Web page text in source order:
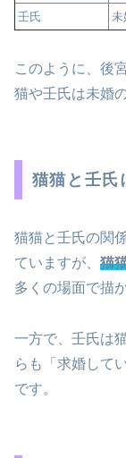
壬氏
未
このように、後
猫や壬氏は未婚
猫猫と壬氏
猫猫と壬氏の関
ていますが、 猫
多くの場面で描
一方で、壬氏は
らも「求婚して
です。